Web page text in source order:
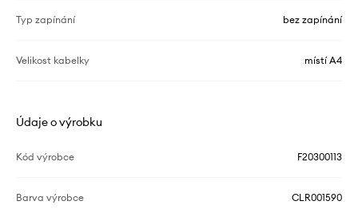
Typ zapínání bez zapínání
Velikost kabelky místí A4
Údaje o výrobku
Kód výrobce F20300113
Barva výrobce CLR001590